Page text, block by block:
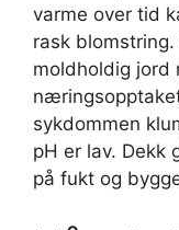
varme over tid
rask
moldholdig jord
sykdommen
pH er lav. Dekk
på fukt og